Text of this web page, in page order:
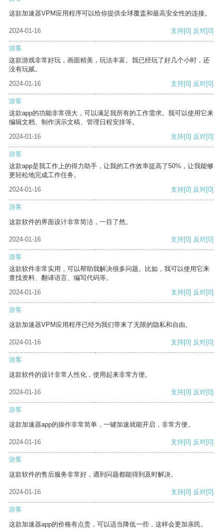
这款加速器VPM应用程序可以给你提供全球覆盖和最高安全性的连接。
2024-01-16 支持[0] 反对[0]
游客
这款游戏非常好玩，画面精美，玩法丰富。我已经玩了好几个小时，还
没有玩腻。
2024-01-16
支持[0] 反对[0]
游客
这款app的功能非常强大，可以满足我所有的工作需求。我可以使用它来
编辑文档、制作演示文稿、管理日程安排等。
2024-01-16
支持[0] 反对[0]
游客
这款app是我工作上的得力助手，让我的工作效率提高了50%，让我能够
更轻松地完成工作任务。
2024-01-16
支持[0] 反对[0]
游客
这款软件的界面设计非常简洁，一目了然。
2024-01-16 支持[0] 反对[0]
游客
这款软件非常实用，可以帮助我解决很多问题。比如，我可以使用它来
查找资料、翻译语言、编写代码等。
2024-01-16
支持[0] 反对[0]
游客
这款加速器VPM应用程序已经为我们带来了无限的隐私和自由。
2024-01-16 支持[0] 反对[0]
游客
这款软件的设计非常人性化，使用起来非常方便。
2024-01-16 支持[0] 反对[0]
游客
这款加速器app的操作非常简单，一键加速就能开启，非常方便。
2024-01-16 支持[0] 反对[0]
游客
这款软件的售后服务非常好，遇到问题都能得到及时解决。
2024-01-16 支持[0] 反对[0]
游客
这款加速器app的价格有点贵，可以适当降低一些，这样会更加亲民。